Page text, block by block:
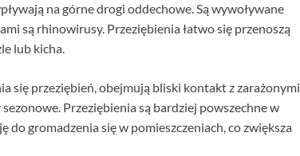
na górne drogi oddechowe. Są wywoływane
są rhinowirusy. Przeziębienia łatwo się przenoszą
lub kicha.
się przeziębień, obejmują bliski kontakt z zarażonymi
Przeziębienia są bardziej powszechne w
do gromadzenia się w pomieszczeniach, co zwiększa